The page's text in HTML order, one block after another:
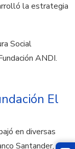
la estrategia
Social
ANDI.
El
en diversas
Santander,